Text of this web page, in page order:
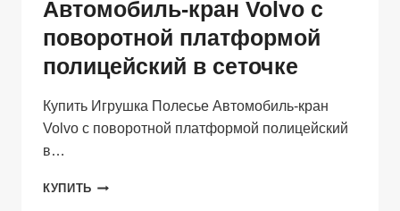
Автомобиль-кран Volvo с
поворотной платформой
полицейский в сеточке
Купить Игрушка Полесье Автомобиль-кран
Volvo с поворотной платформой полицейский
в…
КУПИТЬ ИГРУШКА